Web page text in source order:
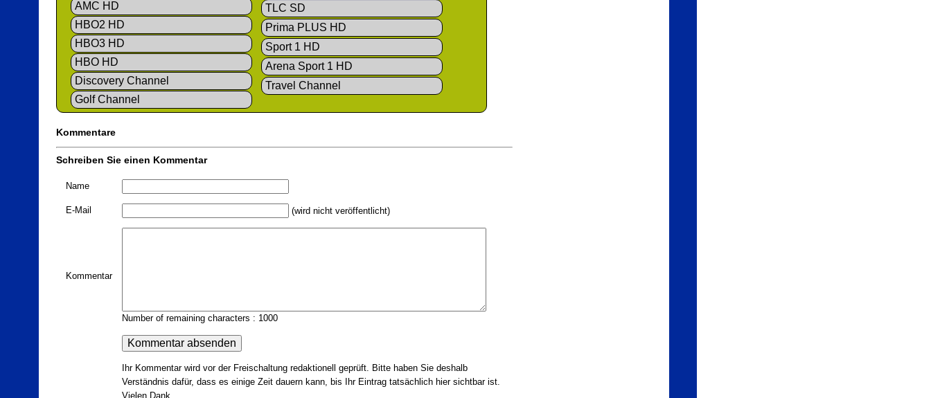
AMC HD
HBO2 HD
HBO3 HD
HBO HD
Discovery Channel
Golf Channel
TLC SD
Prima PLUS HD
Sport 1 HD
Arena Sport 1 HD
Travel Channel
Kommentare
Schreiben Sie einen Kommentar
Name
E-Mail (wird nicht veröffentlicht)
Kommentar
Number of remaining characters : 1000
Ihr Kommentar wird vor der Freischaltung redaktionell geprüft. Bitte haben Sie deshalb
Verständnis dafür, dass es einige Zeit dauern kann, bis Ihr Eintrag tatsächlich hier sichtbar ist.
Vielen Dank.